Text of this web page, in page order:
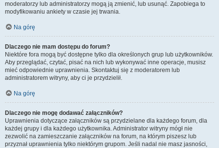
moderatorzy lub administratorzy mogą ją zmienić, lub usunąć. Zapobiega to
modyfikowaniu ankiety w czasie jej trwania.
Na górę
Dlaczego nie mam dostępu do forum?
Niektóre fora mogą być dostępne tylko dla określonych grup lub użytkowników.
Aby przeglądać, czytać, pisać na nich lub wykonywać inne operacje, musisz
mieć odpowiednie uprawnienia. Skontaktuj się z moderatorem lub
administratorem witryny, aby ci je przydzielił.
Na górę
Dlaczego nie mogę dodawać załączników?
Uprawnienia dotyczące załączników są przydzielane dla każdego forum, dla
każdej grupy i dla każdego użytkownika. Administrator witryny mógł nie
zezwolić na zamieszczanie załączników na forum, na którym piszesz lub
przyznał uprawnienia tylko niektórym grupom. Jeśli nadal nie masz jasności,